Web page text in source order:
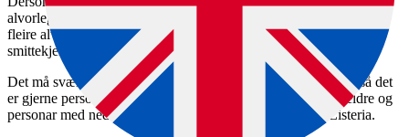
alvorleg helserisiko for utsette grupper. Dei siste åra har det vore
fleire alvorlege sjukdomsutbrot av listeriose med røykelaks som
smittekjelde. Rakfisk har også vore årsak til utbrot av listeriose.
Det må svært mange bakteriar til for å gjere friske folk sjuke, så det
er gjerne personar i risikogrupper – som til dømes gravide, eldre og
personar med nedsett immunforsvar – som blir sjuke av Listeria.